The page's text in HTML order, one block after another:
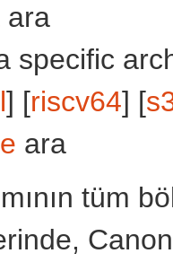
ara
specific
] [riscv64] [
ara
tüm